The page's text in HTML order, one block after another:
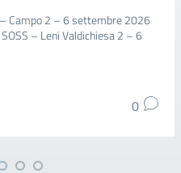
Campo 2 – 6 settembre 2026
– Leni Valdichiesa 2 – 6
0